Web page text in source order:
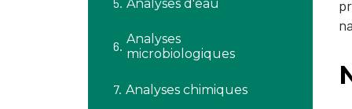
Analyses d'eau
Analyses
microbiologiques
Analyses chimiques